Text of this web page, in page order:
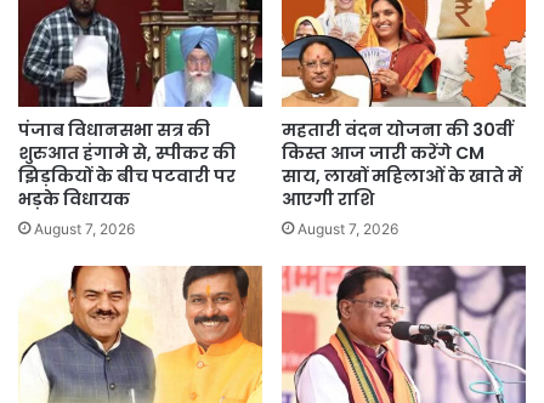
पंजाब विधानसभा सत्र की
शुरुआत हंगामे से, स्पीकर की
झिड़कियों के बीच पटवारी पर
भड़के विधायक
August 7, 2026
महतारी वंदन योजना की 30वीं
किस्त आज जारी करेंगे CM
साय, लाखों महिलाओं के खाते में
आएगी राशि
August 7, 2026